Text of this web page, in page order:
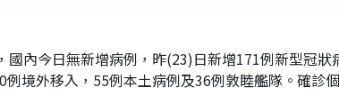
國內今日無新增病例，昨(23)日新增171例新型冠
境外移入，55例本土病例及36例敦睦艦隊。確診